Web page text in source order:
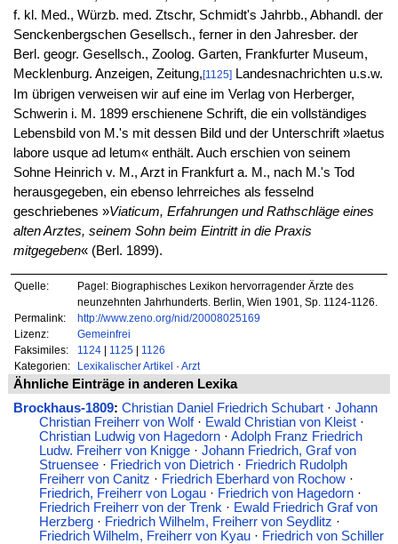
f. kl. Med., Würzb. med. Ztschr, Schmidt's Jahrbb., Abhandl. der
Senckenbergschen Gesellsch., ferner in den Jahresber. der
Berl. geogr. Gesellsch., Zoolog. Garten, Frankfurter Museum,
Mecklenburg. Anzeigen, Zeitung, [1125]Landesnachrichten u.s.w.
Im übrigen verweisen wir auf eine im Verlag von Herberger,
Schwerin i. M. 1899 erschienene Schrift, die ein vollständiges
Lebensbild von M.'s mit dessen Bild und der Unterschrift »laetus
labore usque ad letum« enthält. Auch erschien von seinem
Sohne Heinrich v. M., Arzt in Frankfurt a. M., nach M.'s Tod
herausgegeben, ein ebenso lehrreiches als fesselnd
geschriebenes »Viaticum, Erfahrungen und Rathschläge eines
alten Arztes, seinem Sohn beim Eintritt in die Praxis
mitgegeben« (Berl. 1899).
Quelle:
Pagel: Biographisches Lexikon hervorragender Ärzte des
neunzehnten Jahrhunderts. Berlin, Wien 1901, Sp. 1124-1126.
Permalink:
http://www.zeno.org/nid/20008025169
Lizenz:
Gemeinfrei
Faksimiles:
1124| 1125| 1126
Kategorien:
Lexikalischer Artikel · Arzt
Ähnliche Einträge in anderen Lexika
Brockhaus-1809: Christian Daniel Friedrich Schubart· Johann
Christian Freiherr von Wolf· Ewald Christian von Kleist·
Christian Ludwig von Hagedorn· Adolph Franz Friedrich
Ludw. Freiherr von Knigge· Johann Friedrich, Graf von
Struensee· Friedrich von Dietrich· Friedrich Rudolph
Freiherr von Canitz · Friedrich Eberhard von Rochow·
Friedrich, Freiherr von Logau· Friedrich von Hagedorn·
Friedrich Freiherr von der Trenk · Ewald Friedrich Graf von
Herzberg· Friedrich Wilhelm, Freiherr von Seydlitz ·
Friedrich Wilhelm, Freiherr von Kyau· Friedrich von Schiller